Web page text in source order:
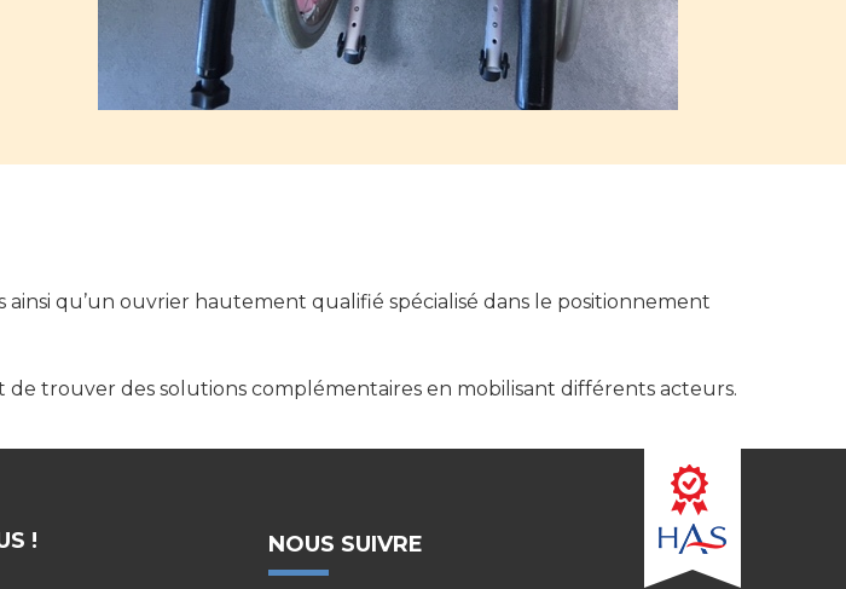
qu’un ouvrier hautement qualifié spécialisé dans le positionnement
de trouver des solutions complémentaires en mobilisant différents acteurs.
! NOUS SUIVRE